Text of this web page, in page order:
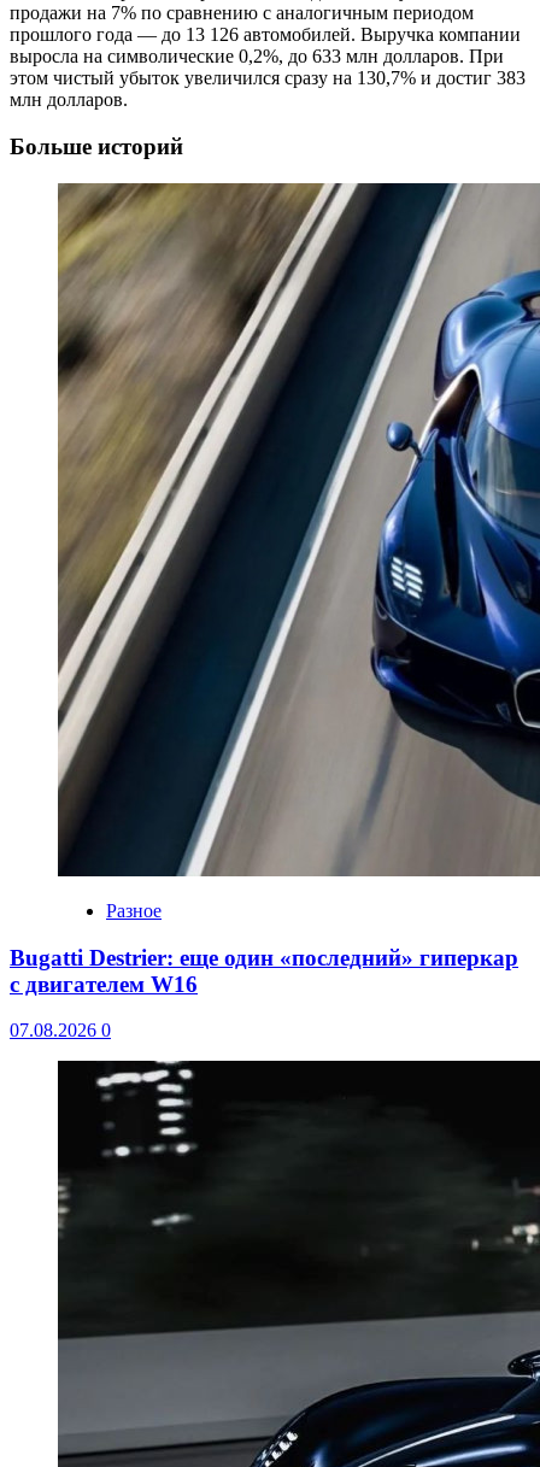
продажи на 7% по сравнению с аналогичным периодом
прошлого года — до 13 126 автомобилей. Выручка компании
выросла на символические 0,2%, до 633 млн долларов. При
этом чистый убыток увеличился сразу на 130,7% и достиг 383
млн долларов.
Больше историй
Разное
Bugatti Destrier: еще один «последний» гиперкар
с двигателем W16
07.08.2026 0